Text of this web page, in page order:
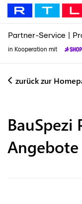
Partner-Service
in Kooperation mit
zurück zur
BauSpezi
Angebote